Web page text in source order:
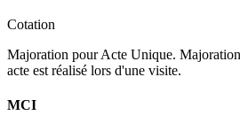
Cotation
Majoration pour Acte Unique.
acte est réalisé lors d'une visite.
MCI